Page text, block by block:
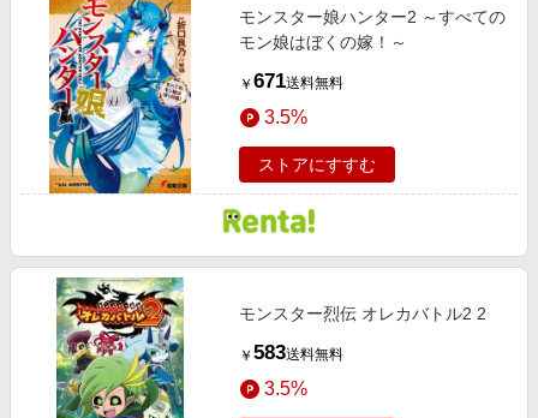
モンスター娘ハンター2 ～すべての
モン娘はぼくの嫁！～
￥ 671送料無料
3.5%
ストアにすすむ
モンスター烈伝 オレカバトル2 2
￥ 583送料無料
3.5%